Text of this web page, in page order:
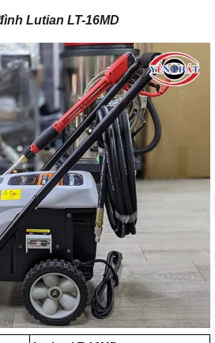
Lutian LT-16MD